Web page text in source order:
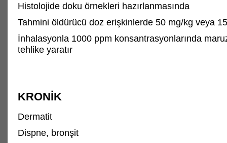
Histolojide doku örnekleri hazırlanmasında
Tahmini öldürücü doz erişkinlerde 50 mg/kg veya
İnhalasyonla 1000 ppm konsantrasyonlarında
tehlike yaratır
KRONİK
Dermatit
Dispne, bronşit